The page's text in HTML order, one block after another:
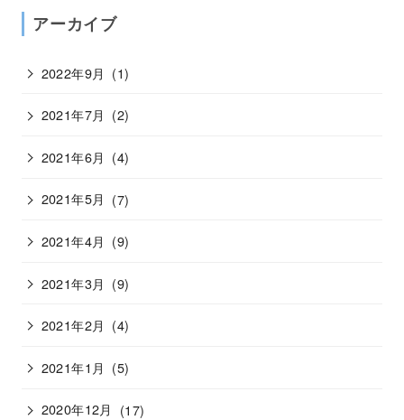
アーカイブ
2022年9月 (1)
2021年7月 (2)
2021年6月 (4)
2021年5月 (7)
2021年4月 (9)
2021年3月 (9)
2021年2月 (4)
2021年1月 (5)
2020年12月 (17)